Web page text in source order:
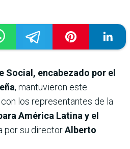
Social, encabezado por el
, mantuvieron este
los representantes de la
América Latina y el
por su directorAlberto